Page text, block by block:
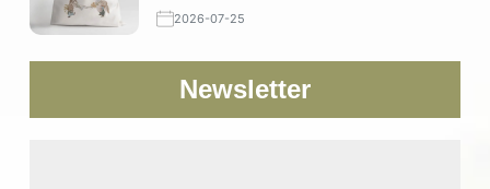
2026-07-25
Newsletter